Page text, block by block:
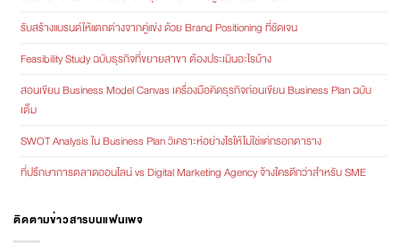
รับสร้างแบรนด์ให้แตกต่างจากคู่แข่ง ด้วย Brand Positioning ที่ชัดเจน
Feasibility Study ฉบับธุรกิจที่ขยายสาขา ต้องประเมินอะไรบ้าง
สอนเขียน Business Model Canvas เครื่องมือคิดธุรกิจก่อนเขียน Business Plan ฉบับ
เต็ม
SWOT Analysis ใน Business Plan วิเคราะห์อย่างไรให้ไม่ใช่แค่กรอกตาราง
ที่ปรึกษาการตลาดออนไลน์ vs Digital Marketing Agency จ้างใครดีกว่าสำหรับ SME
ติดตามข่าวสารบนแฟนเพจ